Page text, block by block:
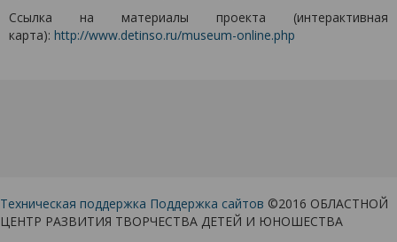
Ссылка на материалы проекта (интерактивная
карта): http://www.detinso.ru/museum-online.php
Техническая поддержка Поддержка сайтов ©2016 ОБЛАСТНОЙ
ЦЕНТР РАЗВИТИЯ ТВОРЧЕСТВА ДЕТЕЙ И ЮНОШЕСТВА